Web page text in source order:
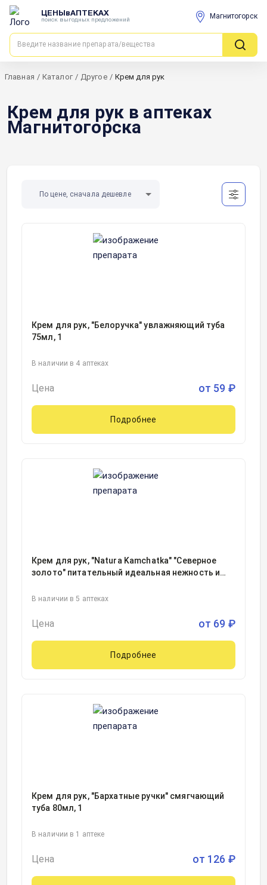
ЦЕНЫвАПТЕКАХ
поиск выгодных предложений Магнитогорск
Главная / Каталог / Другое / Крем для рук
Крем для рук в аптеках
Магнитогорска
По цене, сначала дешевле
Крем для рук, "Белоручка" увлажняющий туба
75мл, 1
В наличии в 4 аптеках
Цена от 59 ₽
Подробнее
Крем для рук, "Natura Kamchatka" "Северное
золото" питательный идеальная нежность и
В наличии в 5 аптеках
Цена от 69 ₽
Подробнее
Крем для рук, "Бархатные ручки" смягчающий
туба 80мл, 1
В наличии в 1 аптеке
Цена от 126 ₽